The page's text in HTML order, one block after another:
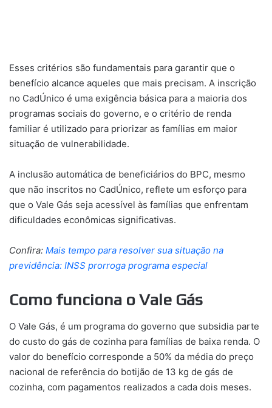
Esses critérios são fundamentais para garantir que o
benefício alcance aqueles que mais precisam. A inscrição
no CadÚnico é uma exigência básica para a maioria dos
programas sociais do governo, e o critério de renda
familiar é utilizado para priorizar as famílias em maior
situação de vulnerabilidade.
A inclusão automática de beneficiários do BPC, mesmo
que não inscritos no CadÚnico, reflete um esforço para
que o Vale Gás seja acessível às famílias que enfrentam
dificuldades econômicas significativas.
Confira: Mais tempo para resolver sua situação na
previdência: INSS prorroga programa especial
Como funciona o Vale Gás
O Vale Gás, é um programa do governo que subsidia parte
do custo do gás de cozinha para famílias de baixa renda. O
valor do benefício corresponde a 50% da média do preço
nacional de referência do botijão de 13 kg de gás de
cozinha, com pagamentos realizados a cada dois meses.